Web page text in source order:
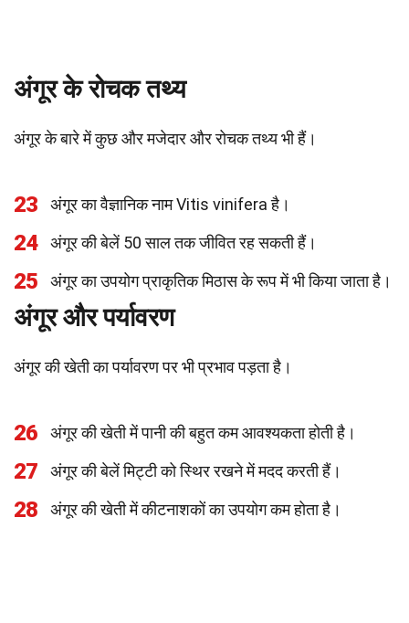
अंगूर के रोचक तथ्य
अंगूर के बारे में कुछ और मजेदार और रोचक तथ्य भी हैं।
23 अंगूर का वैज्ञानिक नाम Vitis vinifera है।
24 अंगूर की बेलें 50 साल तक जीवित रह सकती हैं।
25 अंगूर का उपयोग प्राकृतिक मिठास के रूप में भी किया जाता है।
अंगूर और पर्यावरण
अंगूर की खेती का पर्यावरण पर भी प्रभाव पड़ता है।
26 अंगूर की खेती में पानी की बहुत कम आवश्यकता होती है।
27 अंगूर की बेलें मिट्टी को स्थिर रखने में मदद करती हैं।
28 अंगूर की खेती में कीटनाशकों का उपयोग कम होता है।